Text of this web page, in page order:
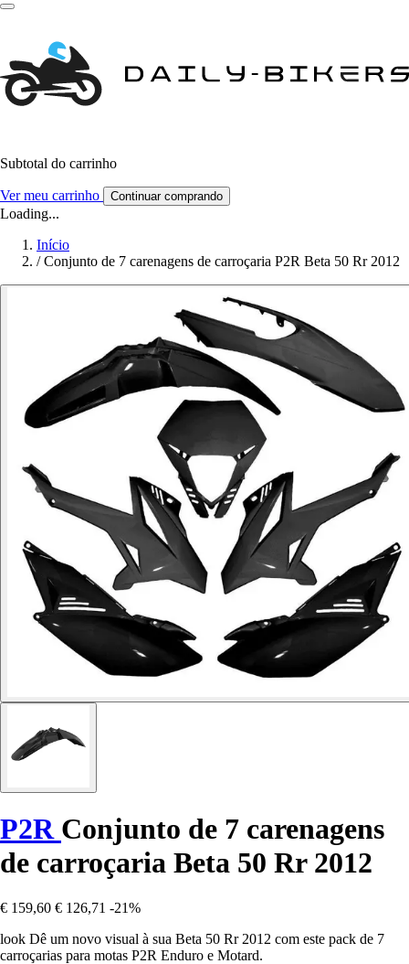
Subtotal do carrinho
Ver meu carrinho Continuar comprando
Loading...
Início
/ Conjunto de 7 carenagens de carroçaria P2R Beta 50 Rr 2012
P2R Conjunto de 7 carenagens
de carroçaria Beta 50 Rr 2012
€ 159,60 € 126,71 -21%
look Dê um novo visual à sua Beta 50 Rr 2012 com este pack de 7
carroçarias para motas P2R Enduro e Motard.